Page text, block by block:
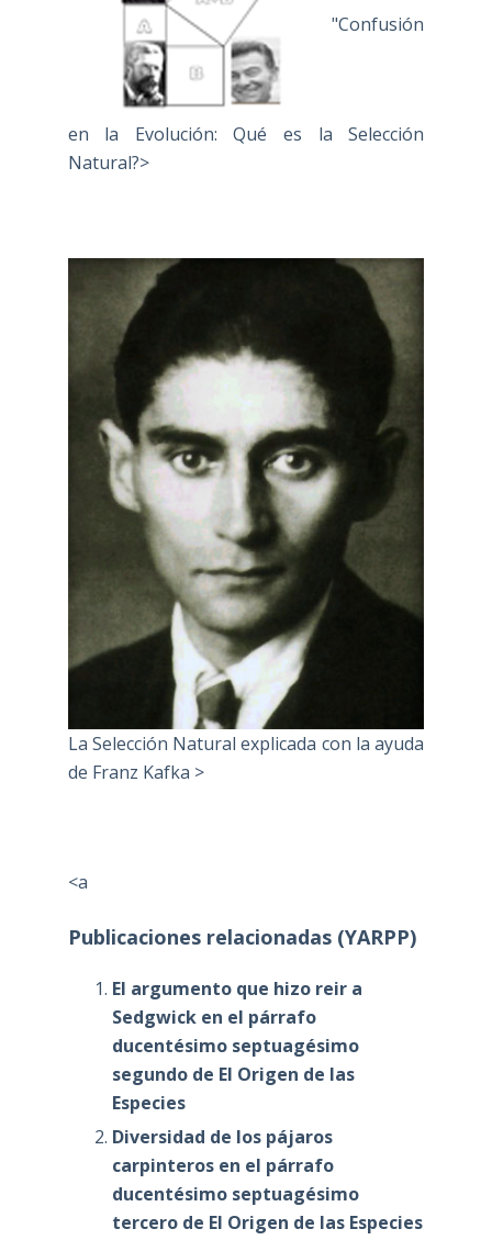
"Confusión
en la Evolución: Qué es la Selección
Natural?>
La Selección Natural explicada con la ayuda
de Franz Kafka >
<a
Publicaciones relacionadas (YARPP)
El argumento que hizo reir a
Sedgwick en el párrafo
ducentésimo septuagésimo
segundo de El Origen de las
Especies
Diversidad de los pájaros
carpinteros en el párrafo
ducentésimo septuagésimo
tercero de El Origen de las Especies